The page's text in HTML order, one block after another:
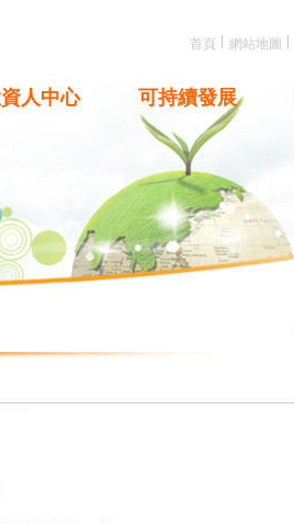
首頁 網站地圖
人中心 可持續發展